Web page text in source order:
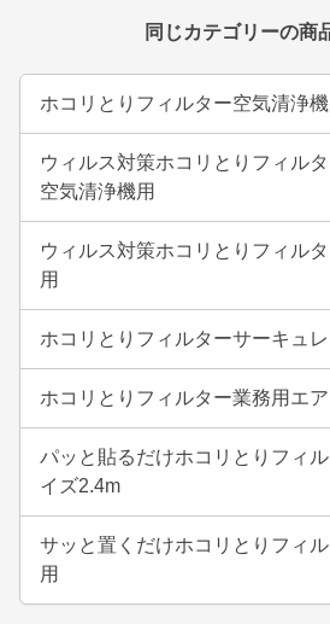
同じカテゴリーの商
ホコリとりフィルター空気清浄機
ウィルス対策ホコリとりフィル
空気清浄機用
ウィルス対策ホコリとりフィル
用
ホコリとりフィルターサーキュ
ホコリとりフィルター業務用エ
パッと貼るだけホコリとりフィ
イズ2.4m
サッと置くだけホコリとりフィ
用